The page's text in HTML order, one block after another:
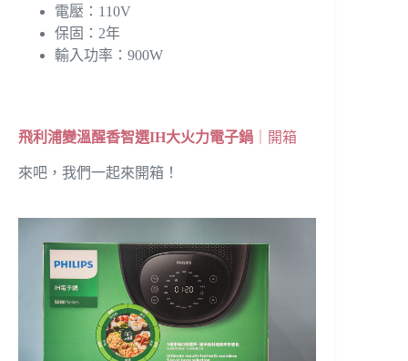
電壓：110V
保固：2年
輸入功率：900W
飛利浦變溫醒香智選IH大火力電子鍋 ｜開箱
來吧，我們一起來開箱！